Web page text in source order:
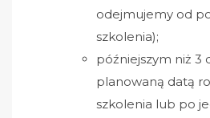
odejmujemy od
szkolenia);
późniejszym niż 3
planowaną datą
szkolenia lub po